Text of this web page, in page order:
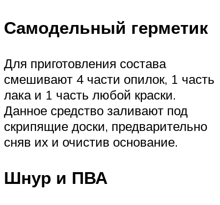
Самодельный герметик
Для приготовления состава
смешивают 4 части опилок, 1 часть
лака и 1 часть любой краски.
Данное средство заливают под
скрипящие доски, предварительно
сняв их и очистив основание.
Шнур и ПВА